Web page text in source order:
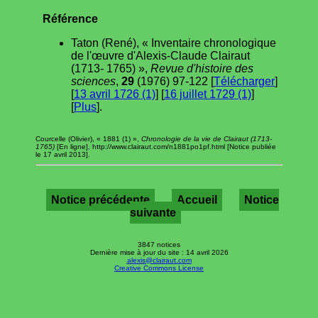
Référence
Taton (René), « Inventaire chronologique
de l'œuvre d'Alexis-Claude Clairaut
(1713- 1765) », Revue d'histoire des
sciences, 29 (1976) 97-122 [ Télécharger
13 avril 1726 (1) 16 juillet 1729 (1)
Plus ].
Courcelle (Olivier), « 1881 (1) », Chronologie de la vie de Clairaut (1713-
1765) [En ligne], http://www.clairaut.com/n1881po1pf.html [Notice publiée
le 17 avril 2013].
Notice précédente Accueil
Notice
suivante
3847 notices
Dernière mise à jour du site : 14 avril 2026
alexis@clairaut.com
Creative Commons License